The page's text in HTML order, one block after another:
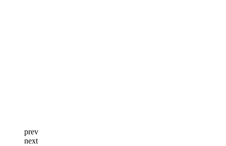
prev
next